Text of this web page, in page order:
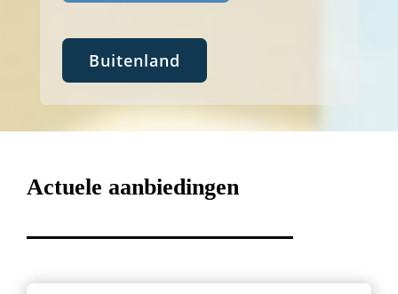
Buitenland
Actuele aanbiedingen